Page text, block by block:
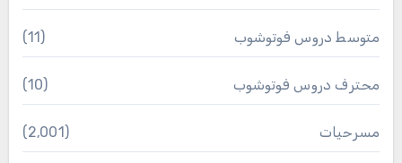
متوسط دروس فوتوشوب (11)
محترف دروس فوتوشوب (10)
مسرحيات (2٬001)